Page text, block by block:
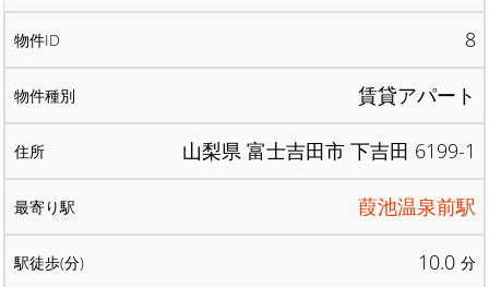
8
賃貸アパート
山梨県 富士吉田市 下吉田 6199-1
葭池温泉前駅
10.0 分